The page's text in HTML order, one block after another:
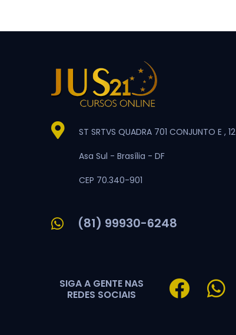
ST SRTVS QUADRA 701 CONJUNTO E , 12
Asa Sul - Brasília - DF
CEP 70.340-901
(81) 99930-6248
SIGA A GENTE NAS
REDES SOCIAIS